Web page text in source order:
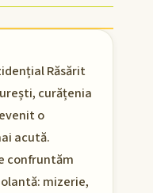
Răsărit
curățenia
o
acută.
confruntăm
mizerie,